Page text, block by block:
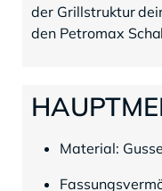
der Grillstruktur
den Petromax
Material: